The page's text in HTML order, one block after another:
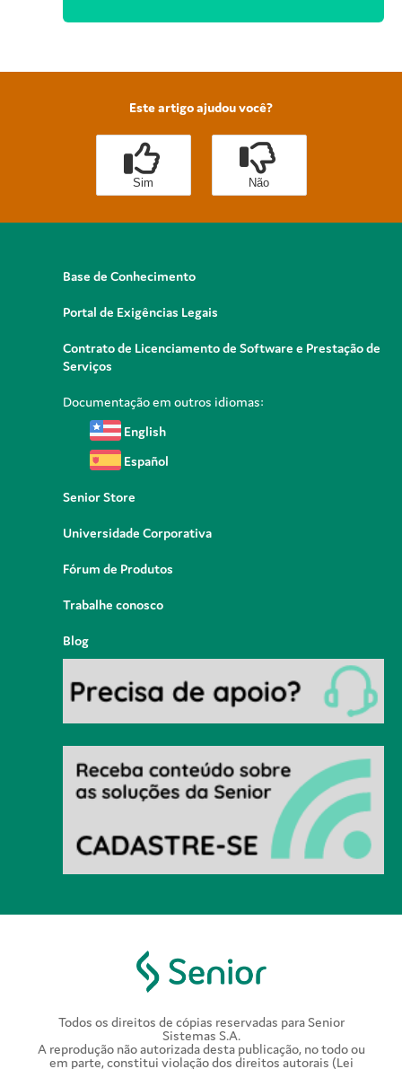
Este artigo ajudou você?
Sim Não
Base de Conhecimento
Portal de Exigências Legais
Contrato de Licenciamento de Software e Prestação de
Serviços
Documentação em outros idiomas:
English
Español
Senior Store
Universidade Corporativa
Fórum de Produtos
Trabalhe conosco
Blog
Todos os direitos de cópias reservadas para Senior
Sistemas S.A.
A reprodução não autorizada desta publicação, no todo ou
em parte, constitui violação dos direitos autorais (Lei